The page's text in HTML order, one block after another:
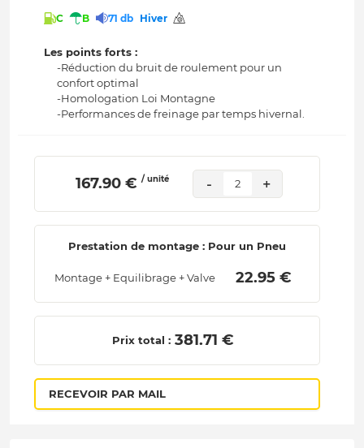
C B 71 db Hiver
Les points forts :
-Réduction du bruit de roulement pour un
confort optimal
-Homologation Loi Montagne
-Performances de freinage par temps hivernal.
167.90 € / unité - 2 +
Prestation de montage : Pour un Pneu
Montage + Equilibrage + Valve 22.95 €
Prix total : 381.71 €
RECEVOIR PAR MAIL